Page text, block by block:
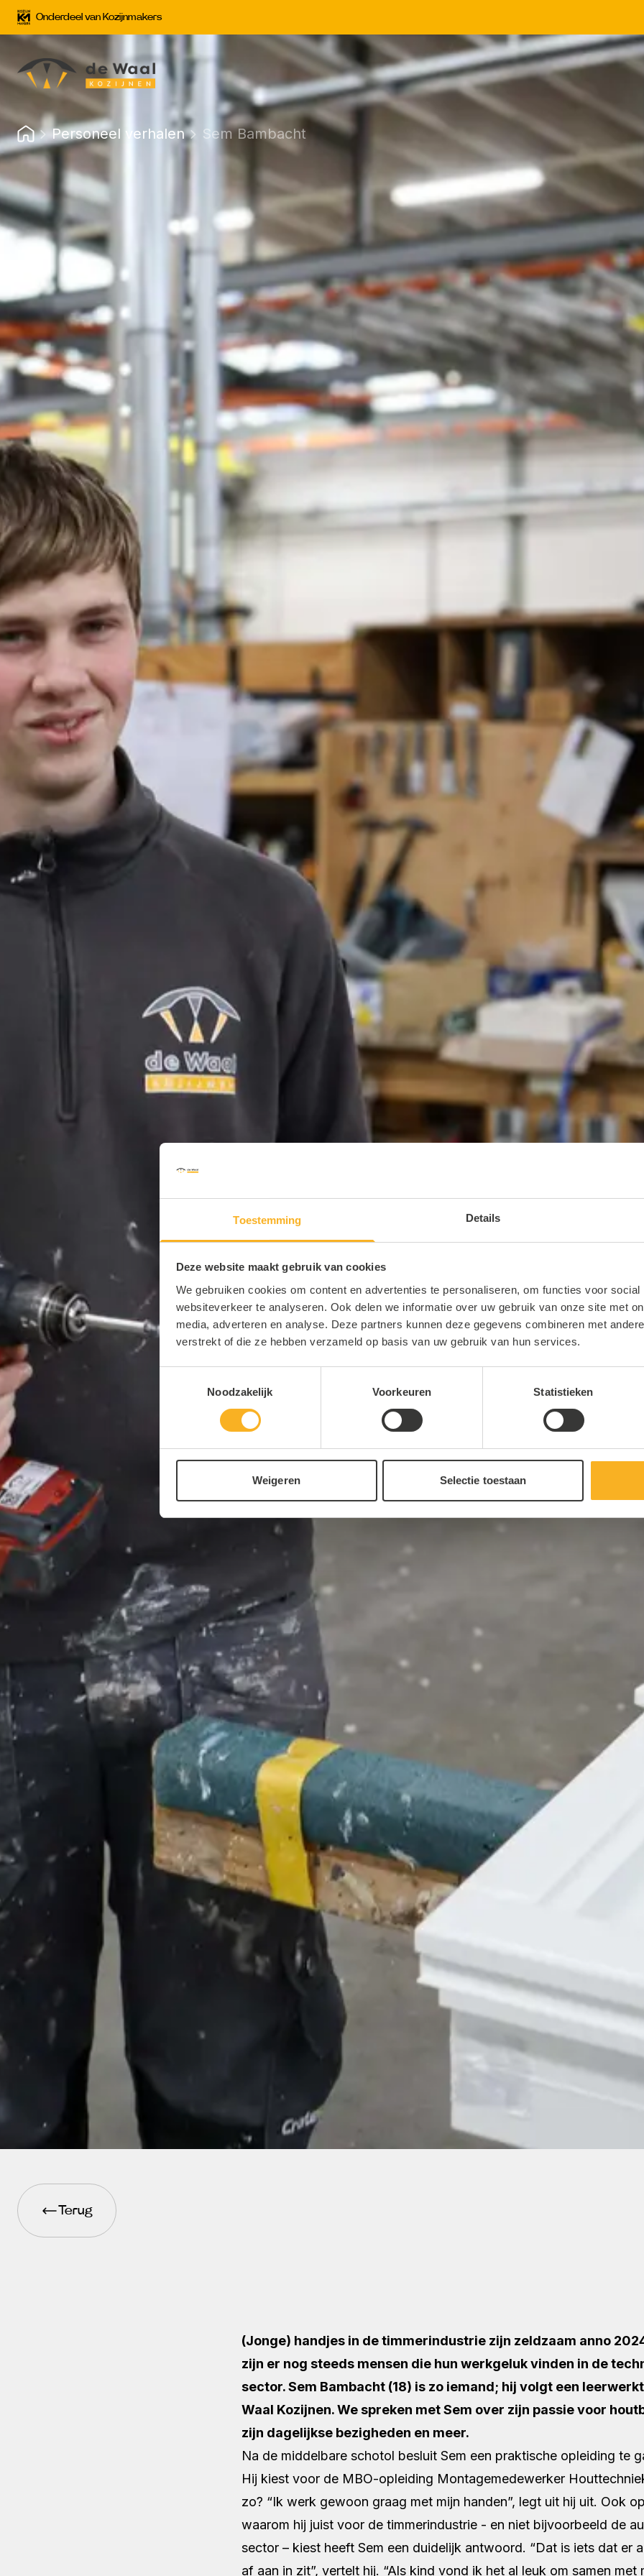
Toestemming Details
Deze website maakt gebruik van cookies
We gebruiken cookies om content en advertenties te personaliseren, om functies voor
websiteverkeer te analyseren. Ook delen we informatie over uw gebruik van onze site met
media, adverteren en analyse. Deze partners kunnen deze gegevens combineren met
verstrekt of die ze hebben verzameld op basis van uw gebruik van hun services.
Noodzakelijk
Voorkeuren Statistieken
Weigeren Selectie toestaan
Onderdeel van Kozijnmakers
Personeel verhalen Sem Bambacht
Terug
(Jonge) handjes in de timmerindustrie zijn zeldzaam anno
zijn er nog steeds mensen die hun werkgeluk vinden in de
sector. Sem Bambacht (18) is zo iemand; hij volgt een
Waal Kozijnen. We spreken met Sem over zijn passie voor
zijn dagelijkse bezigheden en meer.
Na de middelbare schotol besluit Sem een praktische opleiding te
Hij kiest voor de MBO-opleiding Montagemedewerker
zo? “Ik werk gewoon graag met mijn handen”, legt uit hij uit. Ook
waarom hij juist voor de timmerindustrie - en niet bijvoorbeeld de
sector – kiest heeft Sem een duidelijk antwoord. “Dat is iets dat er
af aan in zit”, vertelt hij. “Als kind vond ik het al leuk om samen met